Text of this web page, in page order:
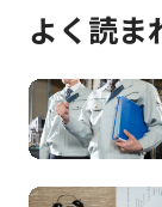
よく読ま